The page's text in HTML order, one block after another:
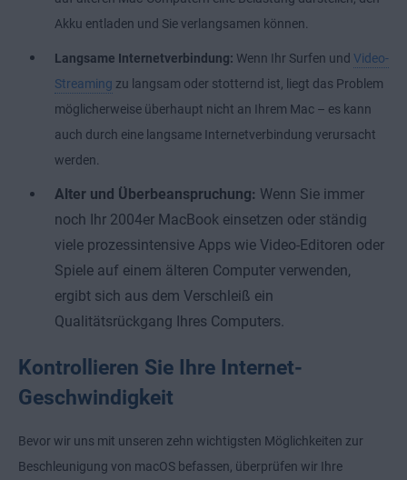
Akku entladen und Sie verlangsamen können.
Langsame Internetverbindung: Wenn Ihr Surfen und Video-
Streaming zu langsam oder stotternd ist, liegt das Problem
möglicherweise überhaupt nicht an Ihrem Mac – es kann
auch durch eine langsame Internetverbindung verursacht
werden.
Alter und Überbeanspruchung: Wenn Sie immer
noch Ihr 2004er MacBook einsetzen oder ständig
viele prozessintensive Apps wie Video-Editoren oder
Spiele auf einem älteren Computer verwenden,
ergibt sich aus dem Verschleiß ein
Qualitätsrückgang Ihres Computers.
Kontrollieren Sie Ihre Internet-
Geschwindigkeit
Bevor wir uns mit unseren zehn wichtigsten Möglichkeiten zur
Beschleunigung von macOS befassen, überprüfen wir Ihre